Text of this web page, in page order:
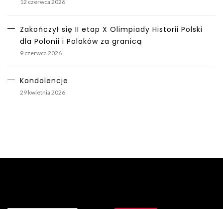
12 czerwca 2026
Zakończył się II etap X Olimpiady Historii Polski
dla Polonii i Polaków za granicą
9 czerwca 2026
Kondolencje
29 kwietnia 2026